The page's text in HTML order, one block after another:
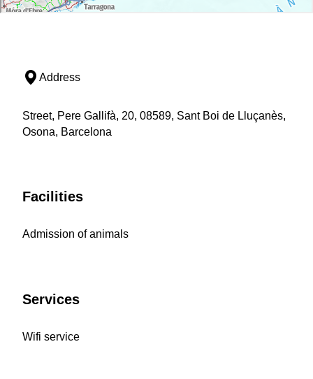
Address
Street, Pere Gallifà, 20, 08589, Sant Boi de Lluçanès,
Osona, Barcelona
Facilities
Admission of animals
Services
Wifi service